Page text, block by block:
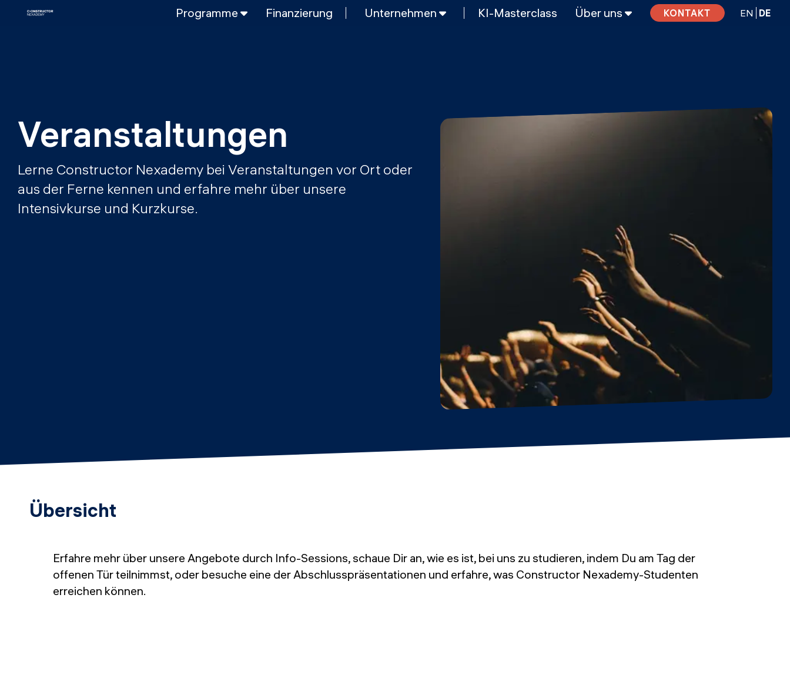
Programme
DevOps
DevOps zu LLMOps
LLMOps
Data Science Einführungskurs
Python & Ops Einführungskurs
Finanzierung Unternehmen KI-Masterclass Über uns KONTAKT EN DE
Veranstaltungen
Lerne Constructor Nexademy bei Veranstaltungen vor Ort oder
aus der Ferne kennen und erfahre mehr über unsere
Intensivkurse und Kurzkurse.
Übersicht
Erfahre mehr über unsere Angebote durch Info-Sessions, schaue Dir an, wie es ist, bei uns zu studieren, indem Du am Tag der
offenen Tür teilnimmst, oder besuche eine der Abschlusspräsentationen und erfahre, was Constructor Nexademy-Studenten
erreichen können.